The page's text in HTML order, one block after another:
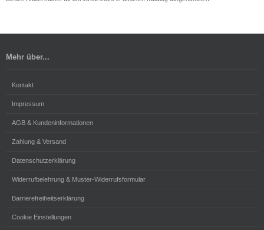
Mehr über...
Kontakt
Impressum
AGB & Kundeninformationen
Zahlung & Versand
Datenschutzerklärung
Widerrufbelehrung & Muster-Widerrufsformular
Barrierefreiheitserklärung
Cookie Einstellungen